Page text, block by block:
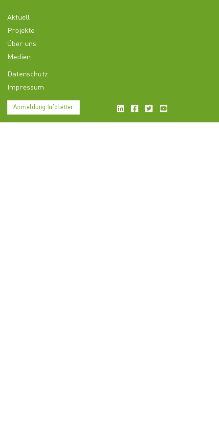
Aktuell
Projekte
Über uns
Medien
Datenschutz
Impressum
Anmeldung Infoletter LinkedInFacebook
TwitterYouTube